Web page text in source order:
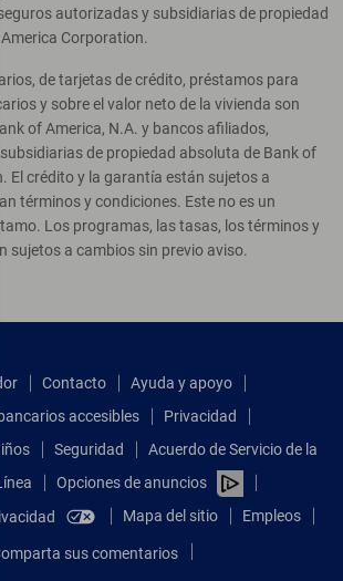
autorizadas y subsidiarias de propiedad
Corporation.
de tarjetas de crédito, préstamos para
y sobre el valor neto de la vivienda son
of America, N.A. y bancos afiliados,
de propiedad absoluta de Bank of
El crédito y la garantía están sujetos a
términos y condiciones. Este no es un
Los programas, las tasas, los términos y
sujetos a cambios sin previo aviso.
Contacto
Ayuda y apoyo
accesibles
Privacidad
Seguridad
Acuerdo de Servicio de la
Opciones de anuncios
Mapa del sitio Empleos
Comparta sus comentarios